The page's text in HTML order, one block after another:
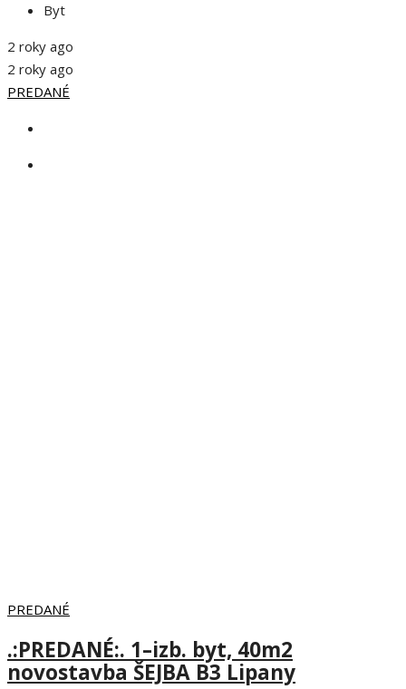
Byt
2 roky ago
2 roky ago
PREDANÉ
PREDANÉ
.:PREDANÉ:. 1–izb. byt, 40m2
novostavba ŠEJBA B3 Lipany